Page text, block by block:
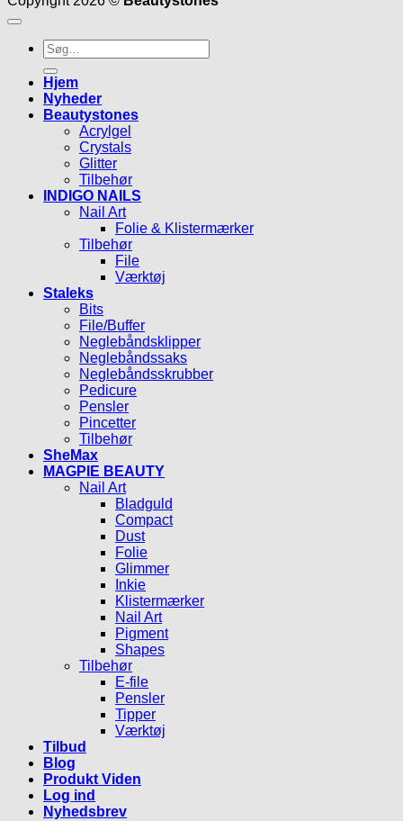
Søg
efter:
Hjem
Nyheder
Beautystones
Acrylgel
Crystals
Glitter
Tilbehør
INDIGO NAILS
Nail Art
Folie & Klistermærker
Tilbehør
File
Værktøj
Staleks
Bits
File/Buffer
Neglebåndsklipper
Neglebåndssaks
Neglebåndsskrubber
Pedicure
Pensler
Pincetter
Tilbehør
SheMax
MAGPIE BEAUTY
Nail Art
Bladguld
Compact
Dust
Folie
Glimmer
Inkie
Klistermærker
Nail Art
Pigment
Shapes
Tilbehør
E-file
Pensler
Tipper
Værktøj
Tilbud
Blog
Produkt Viden
Log ind
Nyhedsbrev